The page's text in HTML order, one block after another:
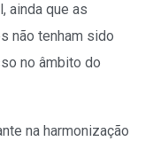
ainda que as
não tenham sido
no âmbito do
na harmonização